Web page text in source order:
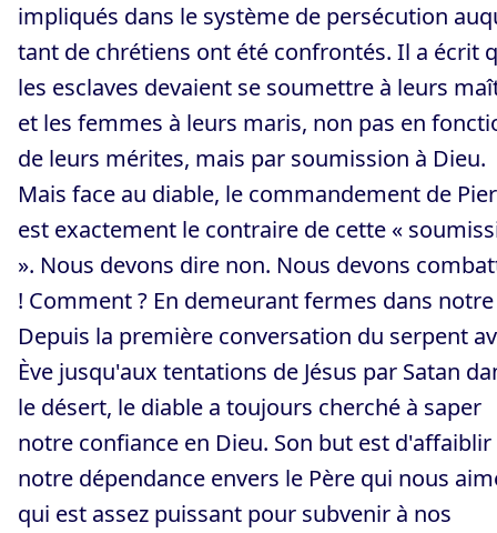
impliqués dans le système de persécution
tant de chrétiens ont été confrontés. Il a écrit
les esclaves devaient se soumettre à leurs
et les femmes à leurs maris, non pas en
de leurs mérites, mais par soumission à Dieu.
Mais face au diable, le commandement de
est exactement le contraire de cette «
». Nous devons dire non. Nous devons
! Comment ? En demeurant fermes dans
Depuis la première conversation du serpent
Ève jusqu'aux tentations de Jésus par Satan
le désert, le diable a toujours cherché à saper
notre confiance en Dieu. Son but est d'affaiblir
notre dépendance envers le Père qui nous
qui est assez puissant pour subvenir à nos